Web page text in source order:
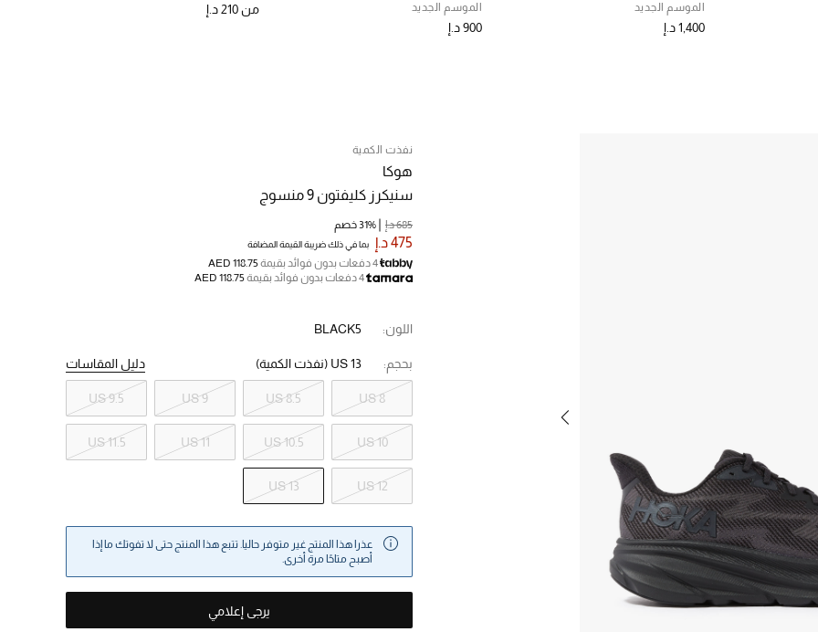
الموسم الجديد
1,400 د.إ
الموسم الجديد
900 د.إ
من210 د.إ
نفذت الكمية
هوكا
سنيكرز كليفتون 9 منسوج
475 د.إ بما في ذلك ضريبة القيمة المضافة
685 د.إ 31% خصم
4 دفعات بدون فوائد بقيمة
AED 118.75
4 دفعات بدون فوائد بقيمة
AED 118.75
اللون: BLACK5
بحجم: US 13 (نفذت الكمية) دليل المقاسات
US 8
US 8.5
US 9
US 9.5
US 10
US 10.5
US 11
US 11.5
US 12
US 13
عذرا هذا المنتج غير متوفر حاليا. تتبع هذا المنتج حتى لا تفوتك ما إذا
أصبح متاحًا مرة أخرى.
يرجى إعلامي